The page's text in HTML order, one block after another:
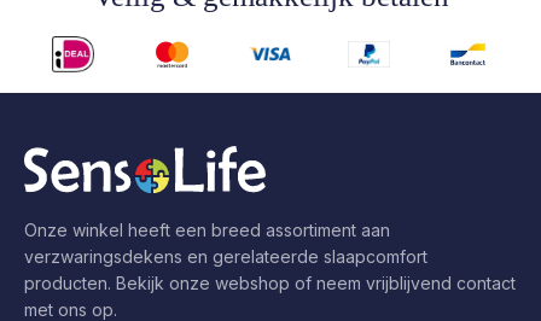
Onze winkel heeft een breed assortiment aan
verzwaringsdekens en gerelateerde slaapcomfort
producten. Bekijk onze webshop of neem vrijblijvend contact
met ons op.